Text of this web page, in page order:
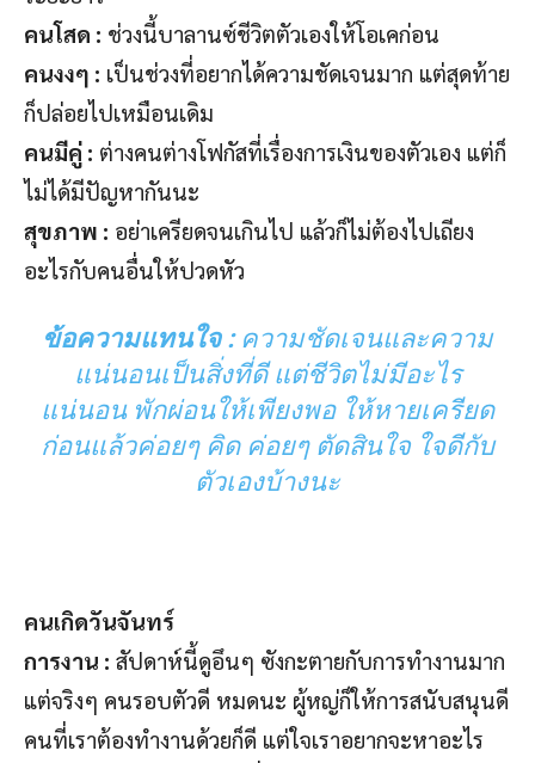
คนโสด : ช่วงนี้บาลานซ์ชีวิตตัวเองให้โอเคก่อน
คนงงๆ : เป็นช่วงที่อยากได้ความชัดเจนมาก แต่สุดท้าย
ก็ปล่อยไปเหมือนเดิม
คนมีคู่ : ต่างคนต่างโฟกัสที่เรื่องการเงินของตัวเอง แต่ก็
ไม่ได้มีปัญหากันนะ
สุขภาพ : อย่าเครียดจนเกินไป แล้วก็ไม่ต้องไปเถียง
อะไรกับคนอื่นให้ปวดหัว
ข้อความแทนใจ :ความชัดเจนและความ
แน่นอนเป็นสิ่งที่ดี แต่ชีวิตไม่มีอะไร
แน่นอน พักผ่อนให้เพียงพอ ให้หายเครียด
ก่อนแล้วค่อยๆ คิด ค่อยๆ ตัดสินใจ ใจดีกับ
ตัวเองบ้างนะ
คนเกิดวันจันทร์
การงาน : สัปดาห์นี้ดูอึนๆ ซังกะตายกับการทำงานมาก
แต่จริงๆ คนรอบตัวดี หมดนะ ผู้หญ่ก็ให้การสนับสนุนดี
คนที่เราต้องทำงานด้วยก็ดี แต่ใจเราอยากจะหาอะไร